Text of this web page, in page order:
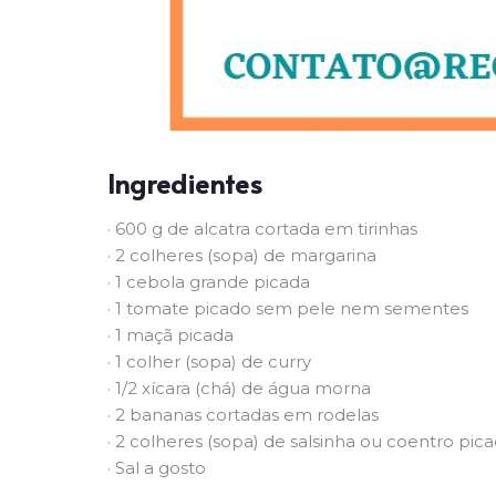
Ingredientes
· 600 g de alcatra cortada em tirinhas
· 2 colheres (sopa) de margarina
· 1 cebola grande picada
· 1 tomate picado sem pele nem sementes
· 1 maçã picada
· 1 colher (sopa) de curry
· 1/2 xícara (chá) de água morna
· 2 bananas cortadas em rodelas
· 2 colheres (sopa) de salsinha ou coentro
· Sal a gosto